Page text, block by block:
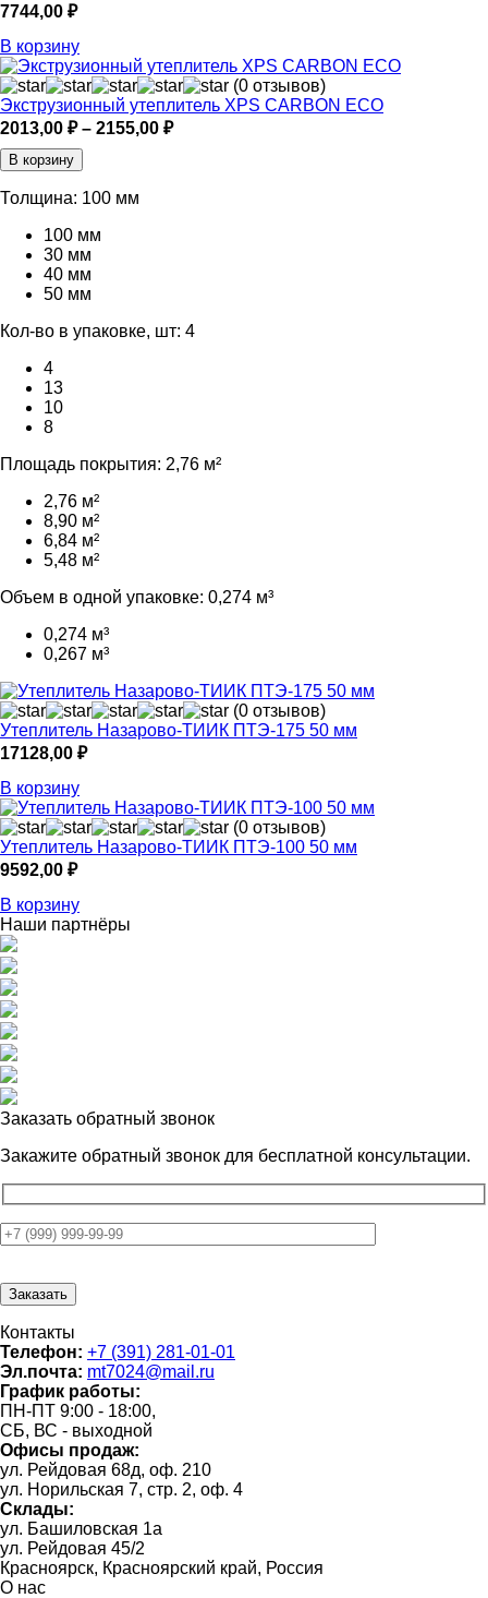
7744,00 ₽
В корзину
(0 отзывов)
Экструзионный утеплитель XPS CARBON ECO
2013,00 ₽ – 2155,00 ₽Диапазон
В корзину
Толщина: 100 мм
100 мм
30 мм
40 мм
50 мм
Кол-во в упаковке, шт: 4
4
13
10
8
Площадь покрытия: 2,76 м²
2,76 м²
8,90 м²
6,84 м²
5,48 м²
Объем в одной упаковке: 0,274 м³
0,274 м³
0,267 м³
(0 отзывов)
Утеплитель Назарово-ТИИК ПТЭ-175 50 мм
17128,00 ₽
В корзину
(0 отзывов)
Утеплитель Назарово-ТИИК ПТЭ-100 50 мм
9592,00 ₽
В корзину
Наши партнёры
Заказать обратный звонок
Закажите обратный звонок для бесплатной консультации.
Контакты
Телефон: +7 (391) 281-01-01
Эл.почта: mt7024@mail.ru
График работы:
ПН-ПТ 9:00 - 18:00,
СБ, ВС - выходной
Офисы продаж:
ул. Рейдовая 68д, оф. 210
ул. Норильская 7, стр. 2, оф. 4
Склады:
ул. Башиловская 1а
ул. Рейдовая 45/2
Красноярск, Красноярский край, Россия
О нас